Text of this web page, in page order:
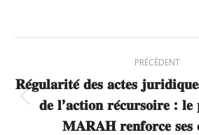
X
Pinterest
article
PRÉCÉDENT
Article
𝐑𝐞́𝐠𝐮𝐥𝐚𝐫𝐢𝐭𝐞́ 𝐝𝐞𝐬 𝐚𝐜𝐭𝐞𝐬
𝐝𝐞 𝐥’𝐚𝐜𝐭𝐢𝐨𝐧 𝐫𝐞́𝐜𝐮𝐫𝐬𝐨𝐢𝐫𝐞 :
𝐌𝐀𝐑𝐀𝐇 𝐫𝐞𝐧𝐟𝐨𝐫𝐜𝐞 𝐬𝐞𝐬